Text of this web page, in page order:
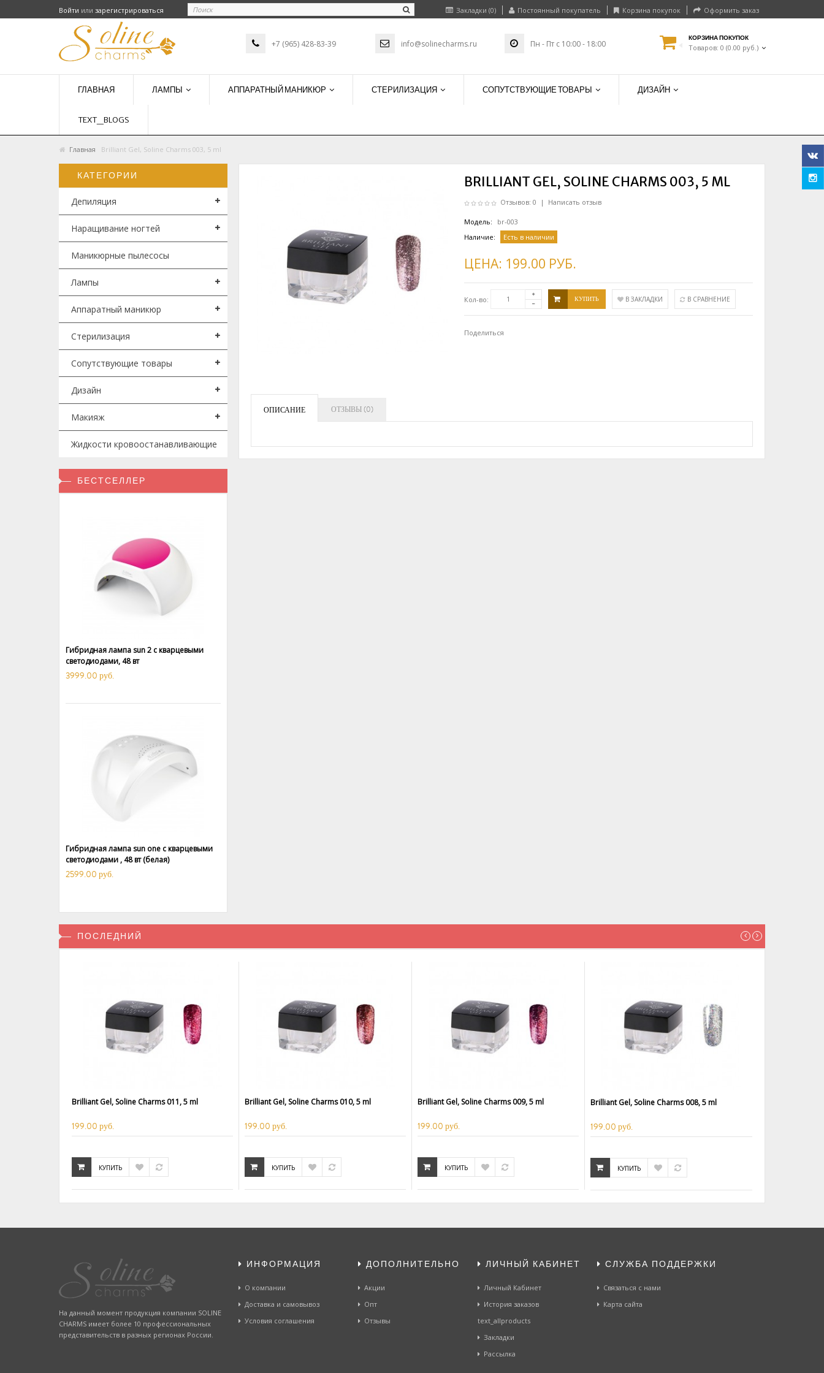
Войти или зарегистрироваться Закладки (0) Постоянный покупатель Корзина покупок Оформить заказ
+7 (965) 428-83-39 info@solinecharms.ru Пн - Пт с 10:00 - 18:00
КОРЗИНА ПОКУПОК
Товаров: 0 (0.00 руб.)
ГЛАВНАЯ ЛАМПЫ АППАРАТНЫЙ МАНИКЮР СТЕРИЛИЗАЦИЯ СОПУТСТВУЮЩИЕ ТОВАРЫ ДИЗАЙН
TEXT_BLOGS
Главная Brilliant Gel, Soline Charms 003, 5 ml
КАТЕГОРИИ
Депиляция
Наращивание ногтей
Маникюрные пылесосы
Лампы
Аппаратный маникюр
Стерилизация
Сопутствующие товары
Дизайн
Макияж
Жидкости кровоостанавливающие
БЕСТСЕЛЛЕР
Гибридная лампа sun 2 с кварцевыми
светодиодами, 48 вт
3999.00 руб.
Гибридная лампа sun one с кварцевыми
светодиодами , 48 вт (белая)
2599.00 руб.
BRILLIANT GEL, SOLINE CHARMS 003, 5 ML
Отзывов: 0 | Написать отзыв
Модель:
br-003
Наличие:
Есть в наличии
ЦЕНА: 199.00 РУБ.
Кол-во: КУПИТЬ В ЗАКЛАДКИ В СРАВНЕНИЕ
Поделиться
ОПИСАНИЕ ОТЗЫВЫ (0)
ПОСЛЕДНИЙ
Brilliant Gel, Soline Charms 011, 5 ml
199.00 руб.
КУПИТЬ
Brilliant Gel, Soline Charms 010, 5 ml
199.00 руб.
КУПИТЬ
Brilliant Gel, Soline Charms 009, 5 ml
199.00 руб.
КУПИТЬ
Brilliant Gel, Soline Charms 008, 5 ml
199.00 руб.
КУПИТЬ
На данный момент продукция компании SOLINE
CHARMS имеет более 10 профессиональных
представительств в разных регионах России.
ИНФОРМАЦИЯ
О компании
Доставка и самовывоз
Условия соглашения
ДОПОЛНИТЕЛЬНО
Акции
Опт
Отзывы
ЛИЧНЫЙ КАБИНЕТ
Личный Кабинет
История заказов
text_allproducts
Закладки
Рассылка
СЛУЖБА ПОДДЕРЖКИ
Связаться с нами
Карта сайта